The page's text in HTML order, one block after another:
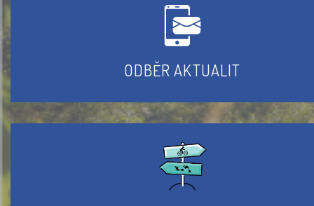
ODBĚR AKTUALIT